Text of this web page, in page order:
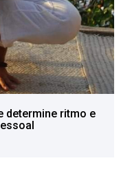
determine ritmo e